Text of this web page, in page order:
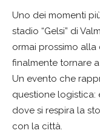
Uno dei momenti
stadio “Gelsi” di
ormai prossimo
finalmente tornare
Un evento che
questione logistica:
dove si respira la
con la città.